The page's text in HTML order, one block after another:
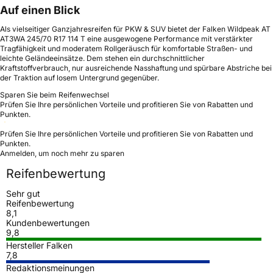
Auf einen Blick
Als vielseitiger Ganzjahresreifen für PKW & SUV bietet der Falken Wildpeak AT
AT3WA 245/70 R17 114 T eine ausgewogene Performance mit verstärkter
Tragfähigkeit und moderatem Rollgeräusch für komfortable Straßen- und
leichte Geländeeinsätze. Dem stehen ein durchschnittlicher
Kraftstoffverbrauch, nur ausreichende Nasshaftung und spürbare Abstriche bei
der Traktion auf losem Untergrund gegenüber.
Sparen Sie beim Reifenwechsel
Prüfen Sie Ihre persönlichen Vorteile und profitieren Sie von Rabatten und
Punkten.
Prüfen Sie Ihre persönlichen Vorteile und profitieren Sie von Rabatten und
Punkten.
Anmelden, um noch mehr zu sparen
Reifenbewertung
Sehr gut
Reifenbewertung
8,1
Kundenbewertungen
9,8
Hersteller Falken
7,8
Redaktionsmeinungen